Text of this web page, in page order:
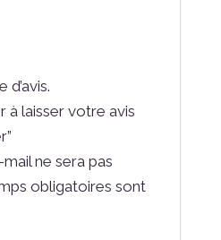
d’avis.
à laisser votre avis
ne sera pas
obligatoires sont